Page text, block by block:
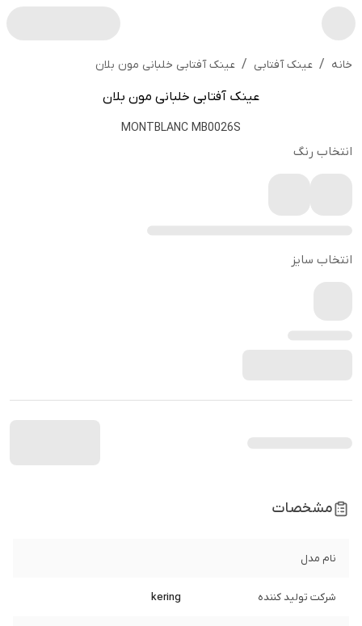
خانه / عینک آفتابی / عینک آفتابی خلبانی مون بلان
عینک آفتابی خلبانی مون بلان
MONTBLANC MB0026S
انتخاب رنگ
انتخاب سایز
مشخصات
نام مدل
شرکت تولید کننده kering